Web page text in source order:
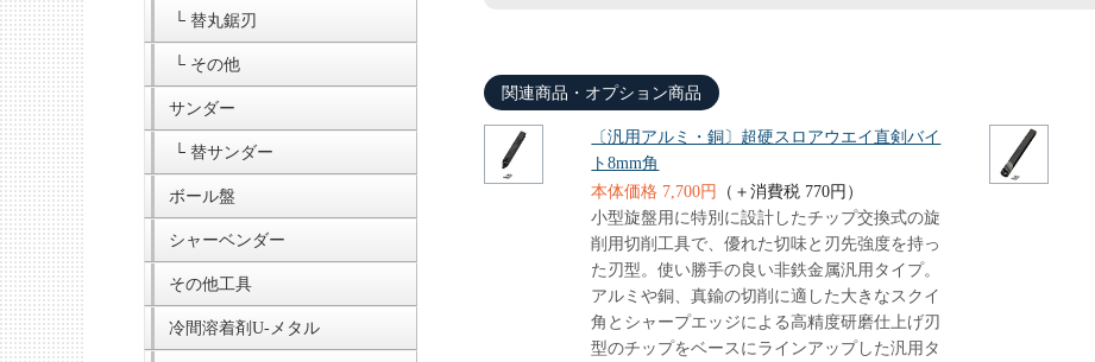
└ 替丸鋸刃
└ その他
サンダー
└ 替サンダー
ボール盤
シャーベンダー
その他工具
冷間溶着剤U-メタル
関連商品・オプション商品
〔汎用アルミ・銅〕超硬スロアウエイ直剣バイ
ト8mm角
本体価格 7,700円
（＋消費税 770円）
小型旋盤用に特別に設計したチップ交換式の旋
削用切削工具で、優れた切味と刃先強度を持っ
た刃型。使い勝手の良い非鉄金属汎用タイプ。
アルミや銅、真鍮の切削に適した大きなスクイ
角とシャープエッジによる高精度研磨仕上げ刃
型のチップをベースにラインアップした汎用タ